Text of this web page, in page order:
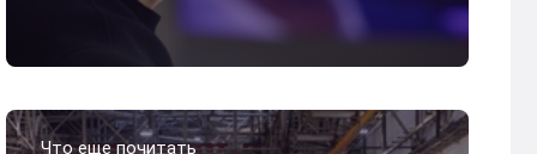
Что еще почитать